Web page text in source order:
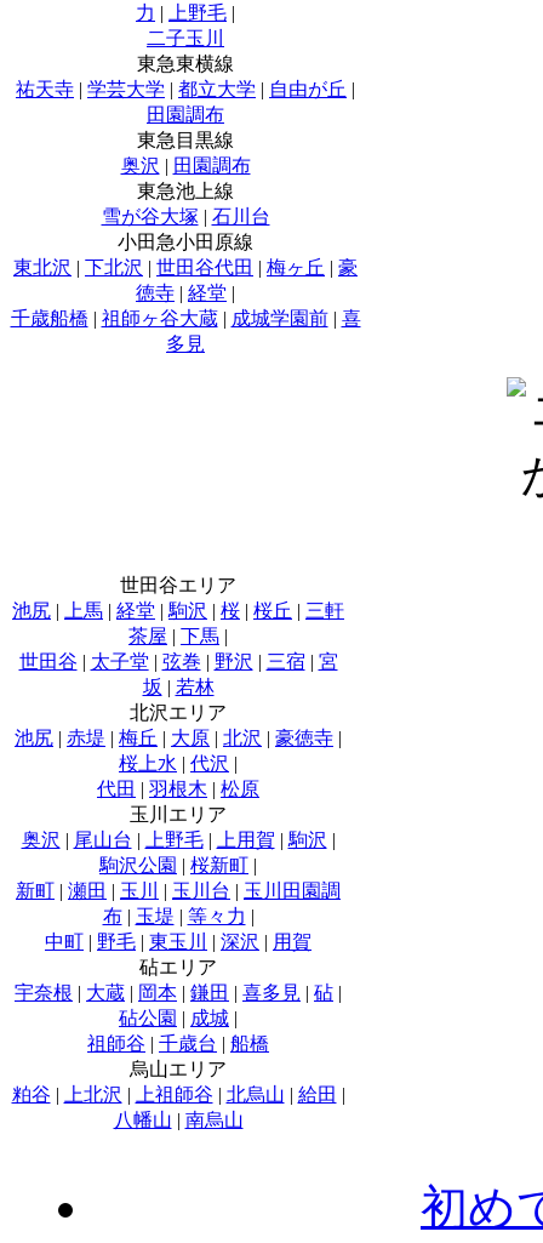
力 | 上野毛 |
二子玉川
東急東横線
祐天寺 | 学芸大学 | 都立大学 | 自由が丘 |
田園調布
東急目黒線
奥沢 | 田園調布
東急池上線
雪が谷大塚 | 石川台
小田急小田原線
東北沢 | 下北沢 | 世田谷代田 | 梅ヶ丘 | 豪
徳寺 | 経堂 |
千歳船橋 | 祖師ヶ谷大蔵| 成城学園前| 喜
多見
世田谷エリア
池尻 | 上馬 | 経堂 | 駒沢 | 桜 | 桜丘 | 三軒
茶屋 | 下馬 |
世田谷 | 太子堂 | 弦巻 | 野沢 | 三宿 | 宮
坂 | 若林
北沢エリア
池尻 | 赤堤 | 梅丘 | 大原 | 北沢 | 豪徳寺 |
桜上水 | 代沢 |
代田 | 羽根木 | 松原
玉川エリア
奥沢 | 尾山台 | 上野毛| 上用賀 | 駒沢 |
駒沢公園 | 桜新町 |
新町 | 瀬田 | 玉川 | 玉川台 | 玉川田園調
布| 玉堤 | 等々力 |
中町 | 野毛 | 東玉川 | 深沢 | 用賀
砧エリア
宇奈根 | 大蔵 | 岡本 | 鎌田 | 喜多見 | 砧 |
砧公園 | 成城 |
祖師谷 | 千歳台 | 船橋
烏山エリア
粕谷 | 上北沢 | 上祖師谷 | 北烏山 | 給田 |
八幡山 | 南烏山
初め